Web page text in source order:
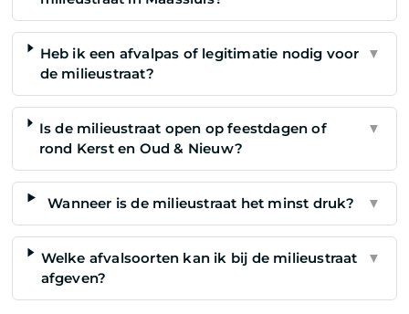
Heb ik een afvalpas of legitimatie nodig voor
de milieustraat?
▼
Is de milieustraat open op feestdagen of
rond Kerst en Oud & Nieuw?
▼
Wanneer is de milieustraat het minst druk? ▼
Welke afvalsoorten kan ik bij de milieustraat
afgeven?
▼